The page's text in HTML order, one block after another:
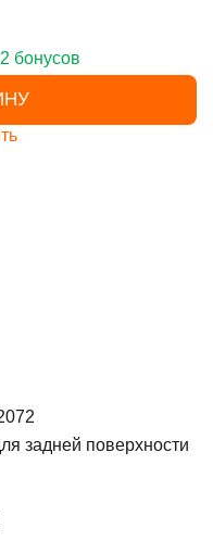
бонусов
задней поверхности